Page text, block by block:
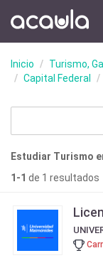
Inicio Turismo,
Capital Federal
Estudiar Turismo
1-1 de 1 resultados